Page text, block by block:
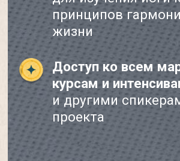
23
августа
11:00 мск
« Как услышать
свою интуицию
и не ошибиться?»
Встречаемся в «Практикуем вместе»
бережная онлайн-среда с домашней
атмосферой и живыми ответами Дады.